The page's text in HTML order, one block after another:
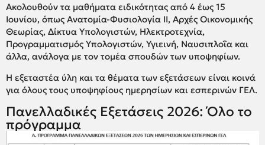
Ακολουθούν τα μαθήματα ειδικότητας από 4 έως 15
Ιουνίου, όπως Ανατομία-Φυσιολογία ΙΙ, Αρχές Οικονομικής
Θεωρίας, Δίκτυα Υπολογιστών, Ηλεκτροτεχνία,
Προγραμματισμός Υπολογιστών, Υγιεινή, Ναυσιπλοΐα και
άλλα, ανάλογα με τον τομέα σπουδών των υποψηφίων.
Η εξεταστέα ύλη και τα θέματα των εξετάσεων είναι κοινά
για όλους τους υποψηφίους ημερησίων και εσπερινών ΓΕΛ.
Πανελλαδικές Εξετάσεις 2026: Όλο το
πρόγραμμα